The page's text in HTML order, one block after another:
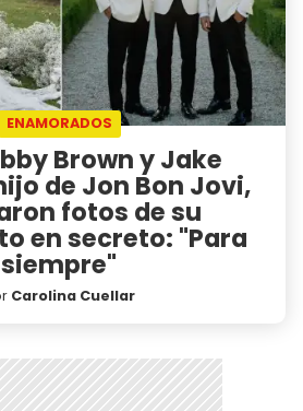
ENAMORADOS
Brown y Jake
de Jon Bon Jovi,
fotos de su
en secreto: "Para
siempre"
Carolina Cuellar